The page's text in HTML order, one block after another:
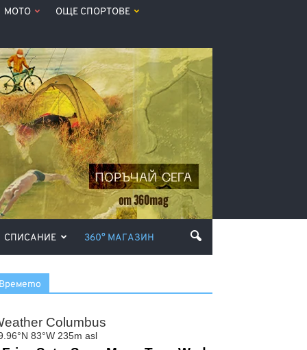
МОТО ОЩЕ СПОРТОВЕ
СПИСАНИЕ 360° МАГАЗИН